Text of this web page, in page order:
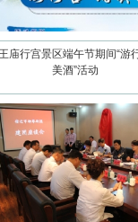
庙行宫景区端午节期间“游
美酒”活动